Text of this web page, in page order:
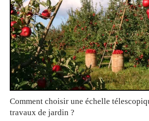
Comment choisir une échelle
travaux de jardin ?